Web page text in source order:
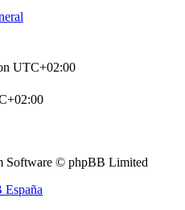
UTC+02:00
Software © phpBB Limited
España